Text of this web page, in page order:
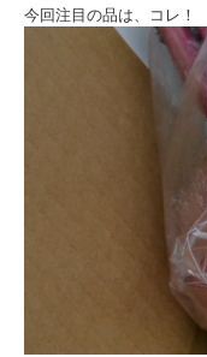
今回注目の品は、コレ！